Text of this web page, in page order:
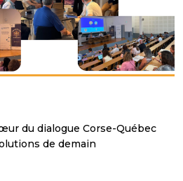
du dialogue Corse-Québec
de demain